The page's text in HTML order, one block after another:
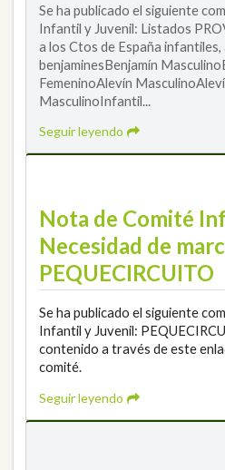
Se ha publicado el siguiente
Infantil y Juvenil: Listados
a los Ctos de España infantiles,
benjaminesBenjamín
FemeninoAlevín
MasculinoInfantil...
Seguir leyendo
Nota de Comité
Necesidad de
PEQUECIRCUITO
Se ha publicado el siguiente
Infantil y Juvenil:
contenido a través de este
comité.
Seguir leyendo